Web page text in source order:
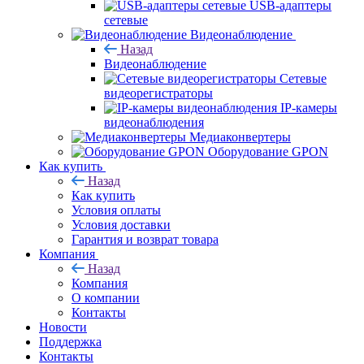
USB-адаптеры
сетевые
Видеонаблюдение
Назад
Видеонаблюдение
Сетевые
видеорегистраторы
IP-камеры
видеонаблюдения
Медиаконвертеры
Оборудование GPON
Как купить
Назад
Как купить
Условия оплаты
Условия доставки
Гарантия и возврат товара
Компания
Назад
Компания
О компании
Контакты
Новости
Поддержка
Контакты